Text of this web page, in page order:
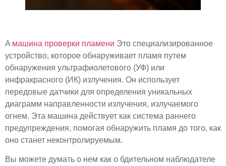
A машина проверки пламени Это специализированное
устройство, которое обнаруживает пламя путем
обнаружения ультрафиолетового (УФ) или
инфракрасного (ИК) излучения. Он использует
передовые датчики для определения уникальных
диаграмм направленности излучения, излучаемого
огнем. Эта машина действует как система раннего
предупреждения, помогая обнаружить пламя до того, как
оно станет неконтролируемым.
Вы можете думать о нем как о бдительном наблюдателе